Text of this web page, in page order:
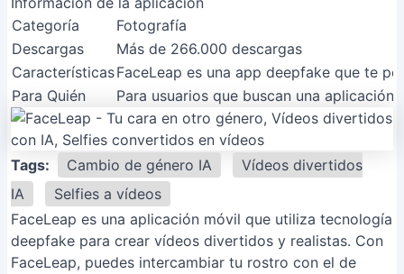
Categoría
Fotografía
Descargas
Más de 266.000 descargas
CaracterísticasFaceLeap es una app deepfake que te
Para Quién
Para usuarios que buscan una
Tags: Cambio de género IA
Vídeos divertidos
IA
Selfies a vídeos
FaceLeap es una aplicación móvil que utiliza tecnología
deepfake para crear vídeos divertidos y realistas. Con
FaceLeap, puedes intercambiar tu rostro con el de